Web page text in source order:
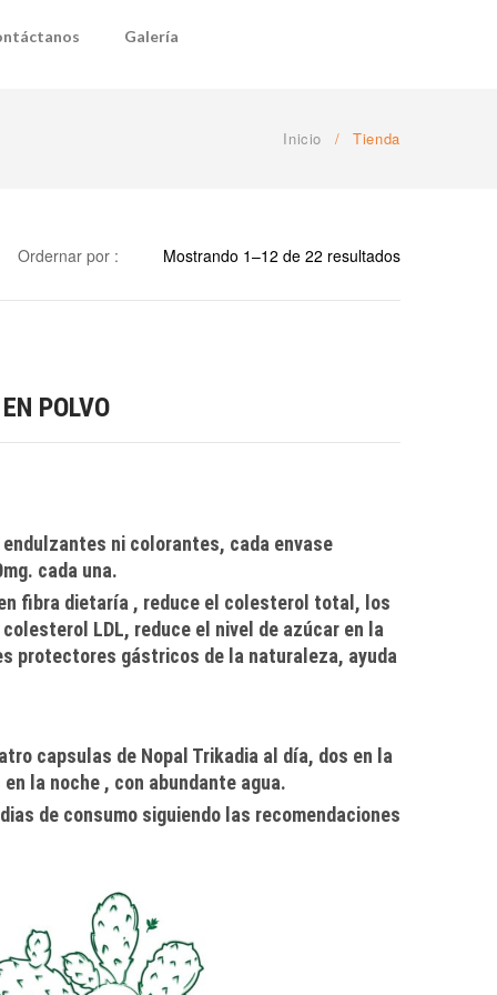
Galería
Inicio / Tienda
Mostrando 1–12 de 22 resultados
Ordernar por :
POLVO
ni colorantes, cada envase
cada una.
fibra dietaría , reduce el colesterol total, los
LDL, reduce el nivel de azúcar en la
protectores gástricos de la naturaleza, ayuda
capsulas de Nopal Trikadia al día, dos en la
la noche , con abundante agua.
de consumo siguiendo las recomendaciones